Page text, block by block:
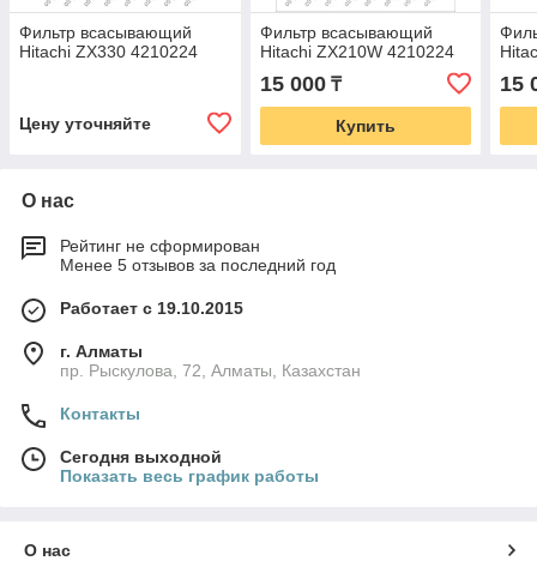
Фильтр всасывающий
Hitachi ZX330 4210224
Цену уточняйте
Фильтр всасывающий
Hitachi ZX210W 4210224
15 000₸
Купить
15
О нас
Рейтинг не сформирован
Менее 5 отзывов за последний год
Работает с 19.10.2015
г. Алматы
пр. Рыскулова, 72, Алматы, Казахстан
Контакты
Сегодня выходной
Показать весь график работы
О нас